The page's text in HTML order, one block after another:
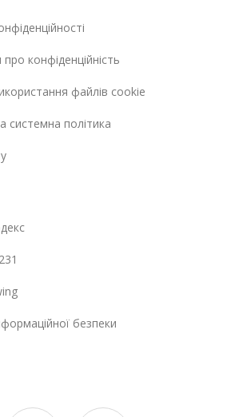
конфіденційність
файлів cookie
системна політика
безпеки